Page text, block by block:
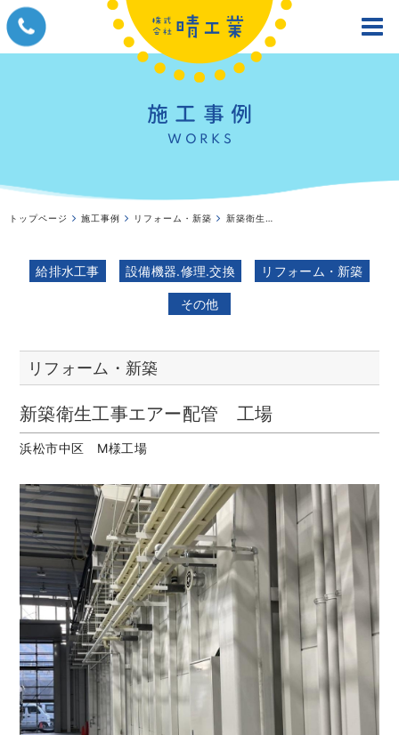
施工事例
WORKS
トップページ 施工事例 リフォーム・新築 新築衛生工事エアー配管工場
給排水工事 設備機器.修理.交換 リフォーム・新築
その他
リフォーム・新築
新築衛生工事エアー配管 工場
浜松市中区 M様工場